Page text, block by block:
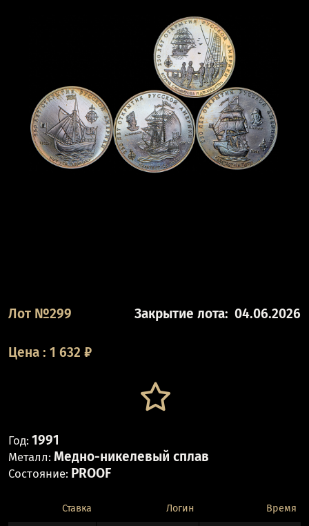
Лот №299 Закрытие лота: 04.06.2026
Цена : 1 632 ₽
Год: 1991
Металл: Медно-никелевый сплав
Состояние: PROOF
Ставка Логин Время